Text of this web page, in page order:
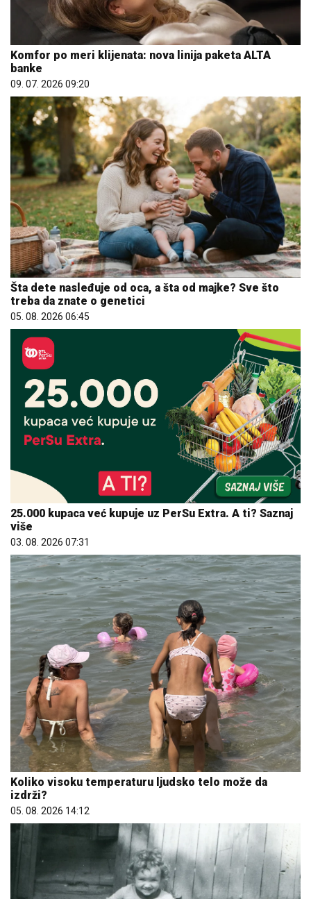
Komfor po meri klijenata: nova linija paketa ALTA
banke
09. 07. 2026 09:20
Šta dete nasleđuje od oca, a šta od majke? Sve što
treba da znate o genetici
05. 08. 2026 06:45
25.000 kupaca već kupuje uz PerSu Extra. A ti? Saznaj
više
03. 08. 2026 07:31
Koliko visoku temperaturu ljudsko telo može da
izdrži?
05. 08. 2026 14:12